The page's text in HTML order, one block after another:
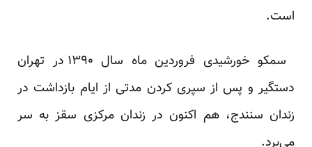
است.
سمکو خورشیدی فروردین ماه سال ۱۳۹۰ در تهران
دستگیر و پس از سپری کردن مدتی از ایام بازداشت در
زندان سنندج، هم اکنون در زندان مرکزی سقز به سر
می‌برد.